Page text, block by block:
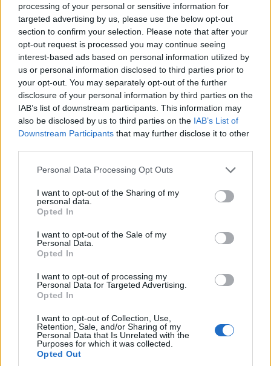
processing of your personal or sensitive information for
targeted advertising by us, please use the below opt-out
section to confirm your selection. Please note that after your
opt-out request is processed you may continue seeing
interest-based ads based on personal information utilized by
us or personal information disclosed to third parties prior to
your opt-out. You may separately opt-out of the further
disclosure of your personal information by third parties on the
IAB’s list of downstream participants. This information may
also be disclosed by us to third parties on the IAB’s List of
Downstream Participants that may further disclose it to other
Please note that this website/app uses one or more Google
not limited to your visit or usage behaviour. You may click to
grant or deny consent to Google and its third-party tags to
use your data for below specified purposes in below Google
consent section.
Personal Data Processing Opt Outs
I want to opt-out of the Sharing of my
personal data.
Opted In
I want to opt-out of the Sale of my
Personal Data.
Opted In
I want to opt-out of processing my
Personal Data for Targeted Advertising.
Opted In
I want to opt-out of Collection, Use,
Retention, Sale, and/or Sharing of my
Personal Data that Is Unrelated with the
Purposes for which it was collected.
Opted Out
ΕΠΙΣΗΜΑΣΜΕΝΟ ΜΕ: PREMIER LEAGUE , ΠΕΙΡΑΤΕΙΑ ,
ΠΝΕΥΜΑΤΙΚΑ ΔΙΚΑΙΩΜΑΤΑ
« Προηγούμενη σελίδα 1 … 3 4 5